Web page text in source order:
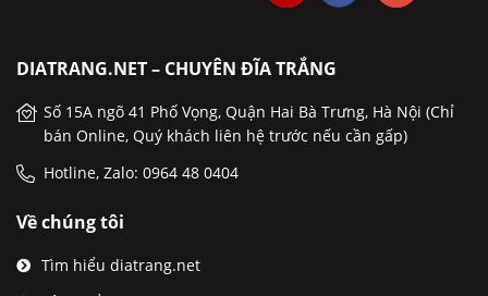
DIATRANG.NET – CHUYÊN ĐĨA TRẮNG
Số 15A ngõ 41 Phố Vọng, Quận Hai Bà Trưng, Hà Nội (Chỉ
bán Online, Quý khách liên hệ trước nếu cần gấp)
Hotline, Zalo: 0964 48 0404
Về chúng tôi
Tìm hiểu diatrang.net